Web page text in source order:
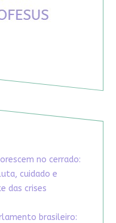
no cerrado:
cuidado e
das crises
brasileiro: